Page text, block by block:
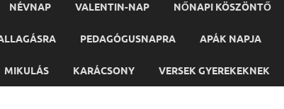
NÉVNAP VALENTIN-NAP NŐNAPI KÖSZÖNTŐ
PEDAGÓGUSNAPRA APÁK NAPJA
MIKULÁS KARÁCSONY VERSEK GYEREKEKNEK